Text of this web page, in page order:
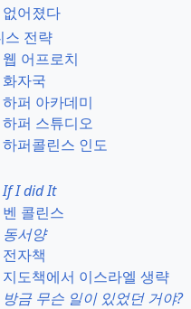
없어졌다
스 전략
웹 어프로치
화자국
하퍼 아카데미
하퍼 스튜디오
하퍼콜린스 인도
If I did It
벤 콜린스
동서양
전자책
지도책에서 이스라엘 생략
방금 무슨 일이 있었던 거야?